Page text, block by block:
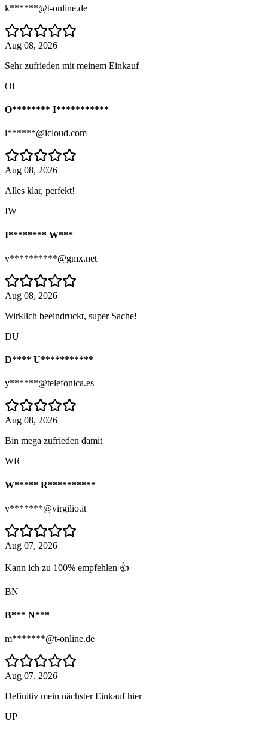
k******@t-online.de
Aug 08, 2026
Sehr zufrieden mit meinem Einkauf
OI
O******** I***********
l******@icloud.com
Aug 08, 2026
Alles klar, perfekt!
IW
I******** W***
v**********@gmx.net
Aug 08, 2026
Wirklich beeindruckt, super Sache!
DU
D**** U***********
y******@telefonica.es
Aug 08, 2026
Bin mega zufrieden damit
WR
W***** R**********
v*******@virgilio.it
Aug 07, 2026
Kann ich zu 100% empfehlen 👍
BN
B*** N***
m*******@t-online.de
Aug 07, 2026
Definitiv mein nächster Einkauf hier
UP